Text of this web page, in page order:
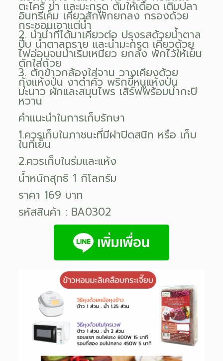
ตะไคร้ ข่า และมะกรูด ต้มให้เดือด เติมปลา
อินทรีเค็ม เคี่ยวสักพักยกลง กรองด้วย
กระชอนเอาแต่น้ำ
2. นำน้ำที่ได้มาเคี่ยวต่อ ปรุงรสด้วยน้ำตาล
ปี๊บ น้ำตาลทราย และน้ำมะกรูด เคี่ยวด้วย
ไฟอ่อนจนน้ำเริ่มเหนียว ยกลง พักไว้ให้เย็น
ตักใส่ถ้วย
3. ตักข้าวกล้องใส่จาน วางเคียงด้วย
กุ้งแห้งป่น งาดำคั่ว พริกขี้หนูแห้งป่น
มะนาว ผักและสมุนไพร เสิร์ฟพร้อมน้ำกะปิ
หวาน
คำแนะนำในการเก็บรักษา
1.ควรเก็บในภาชนะที่มีฝาปิดสนิท หรือ เก็บ
ในที่เย็น
2.ควรเก็บในร่มและแห้ง
น้ำหนักสุทธิ 1 กิโลกรัม
ราคา 169 บาท
รหัสสินค้า : BA0302